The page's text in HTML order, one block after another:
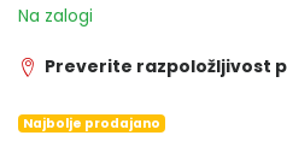
Na zalogi
Preverite razpoložljivost
Najbolje prodajano